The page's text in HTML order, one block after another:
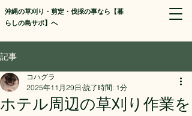
​沖縄の草刈り・剪定・伐採の事なら【暮
らしの島サポ】へ
記事
ホテル周辺の草刈り作業を
コハグラ
2025年11月29日 読了時間: 1分